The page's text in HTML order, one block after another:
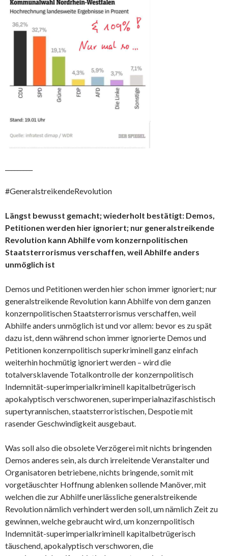
#GeneralstreikendeRevolution
Längst bewusst gemacht; wiederholt bestätigt: Demos,
Petitionen werden hier ignoriert; nur generalstreikende
Revolution kann Abhilfe vom konzernpolitischen
Staatsterrorismus verschaffen, weil Abhilfe anders
unmöglich ist
Demos und Petitionen werden hier schon immer ignoriert; nur
generalstreikende Revolution kann Abhilfe von dem ganzen
konzernpolitischen Staatsterrorismus verschaffen, weil
Abhilfe anders unmöglich ist und vor allem: bevor es zu spät
dazu ist, denn während schon immer ignorierte Demos und
Petitionen konzernpolitisch superkriminell ganz einfach
weiterhin hochmütig ignoriert werden – wird die
totalversklavende Totalkontrolle der konzernpolitisch
Indemnität-superimperialkriminell kapitalbetrügerisch
apokalyptisch verschworenen, superimperialnazifaschistisch
supertyrannischen, staatsterroristischen, Despotie mit
rasender Geschwindigkeit ausgebaut.
Was soll also die obsolete Verzögerei mit nichts bringenden
Demos anderes sein, als durch irreleitende Veranstalter und
Organisatoren betriebene, nichts bringende, somit mit
vorgetäuschter Hoffnung ablenken sollende Manöver, mit
welchen die zur Abhilfe unerlässliche generalstreikende
Revolution nämlich verhindert werden soll, um nämlich Zeit zu
gewinnen, welche gebraucht wird, um konzernpolitisch
Indemnität-superimperialkriminell kapitalbetrügerisch
täuschend, apokalyptisch verschworen, die